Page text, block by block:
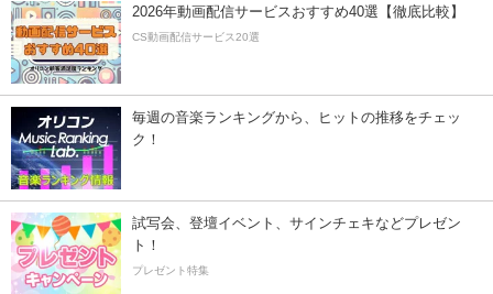
2026年動画配信サービスおすすめ40選【徹底比較】
CS動画配信サービス20選
毎週の音楽ランキングから、ヒットの推移をチェッ
ク！
試写会、登壇イベント、サインチェキなどプレゼン
ト！
プレゼント特集